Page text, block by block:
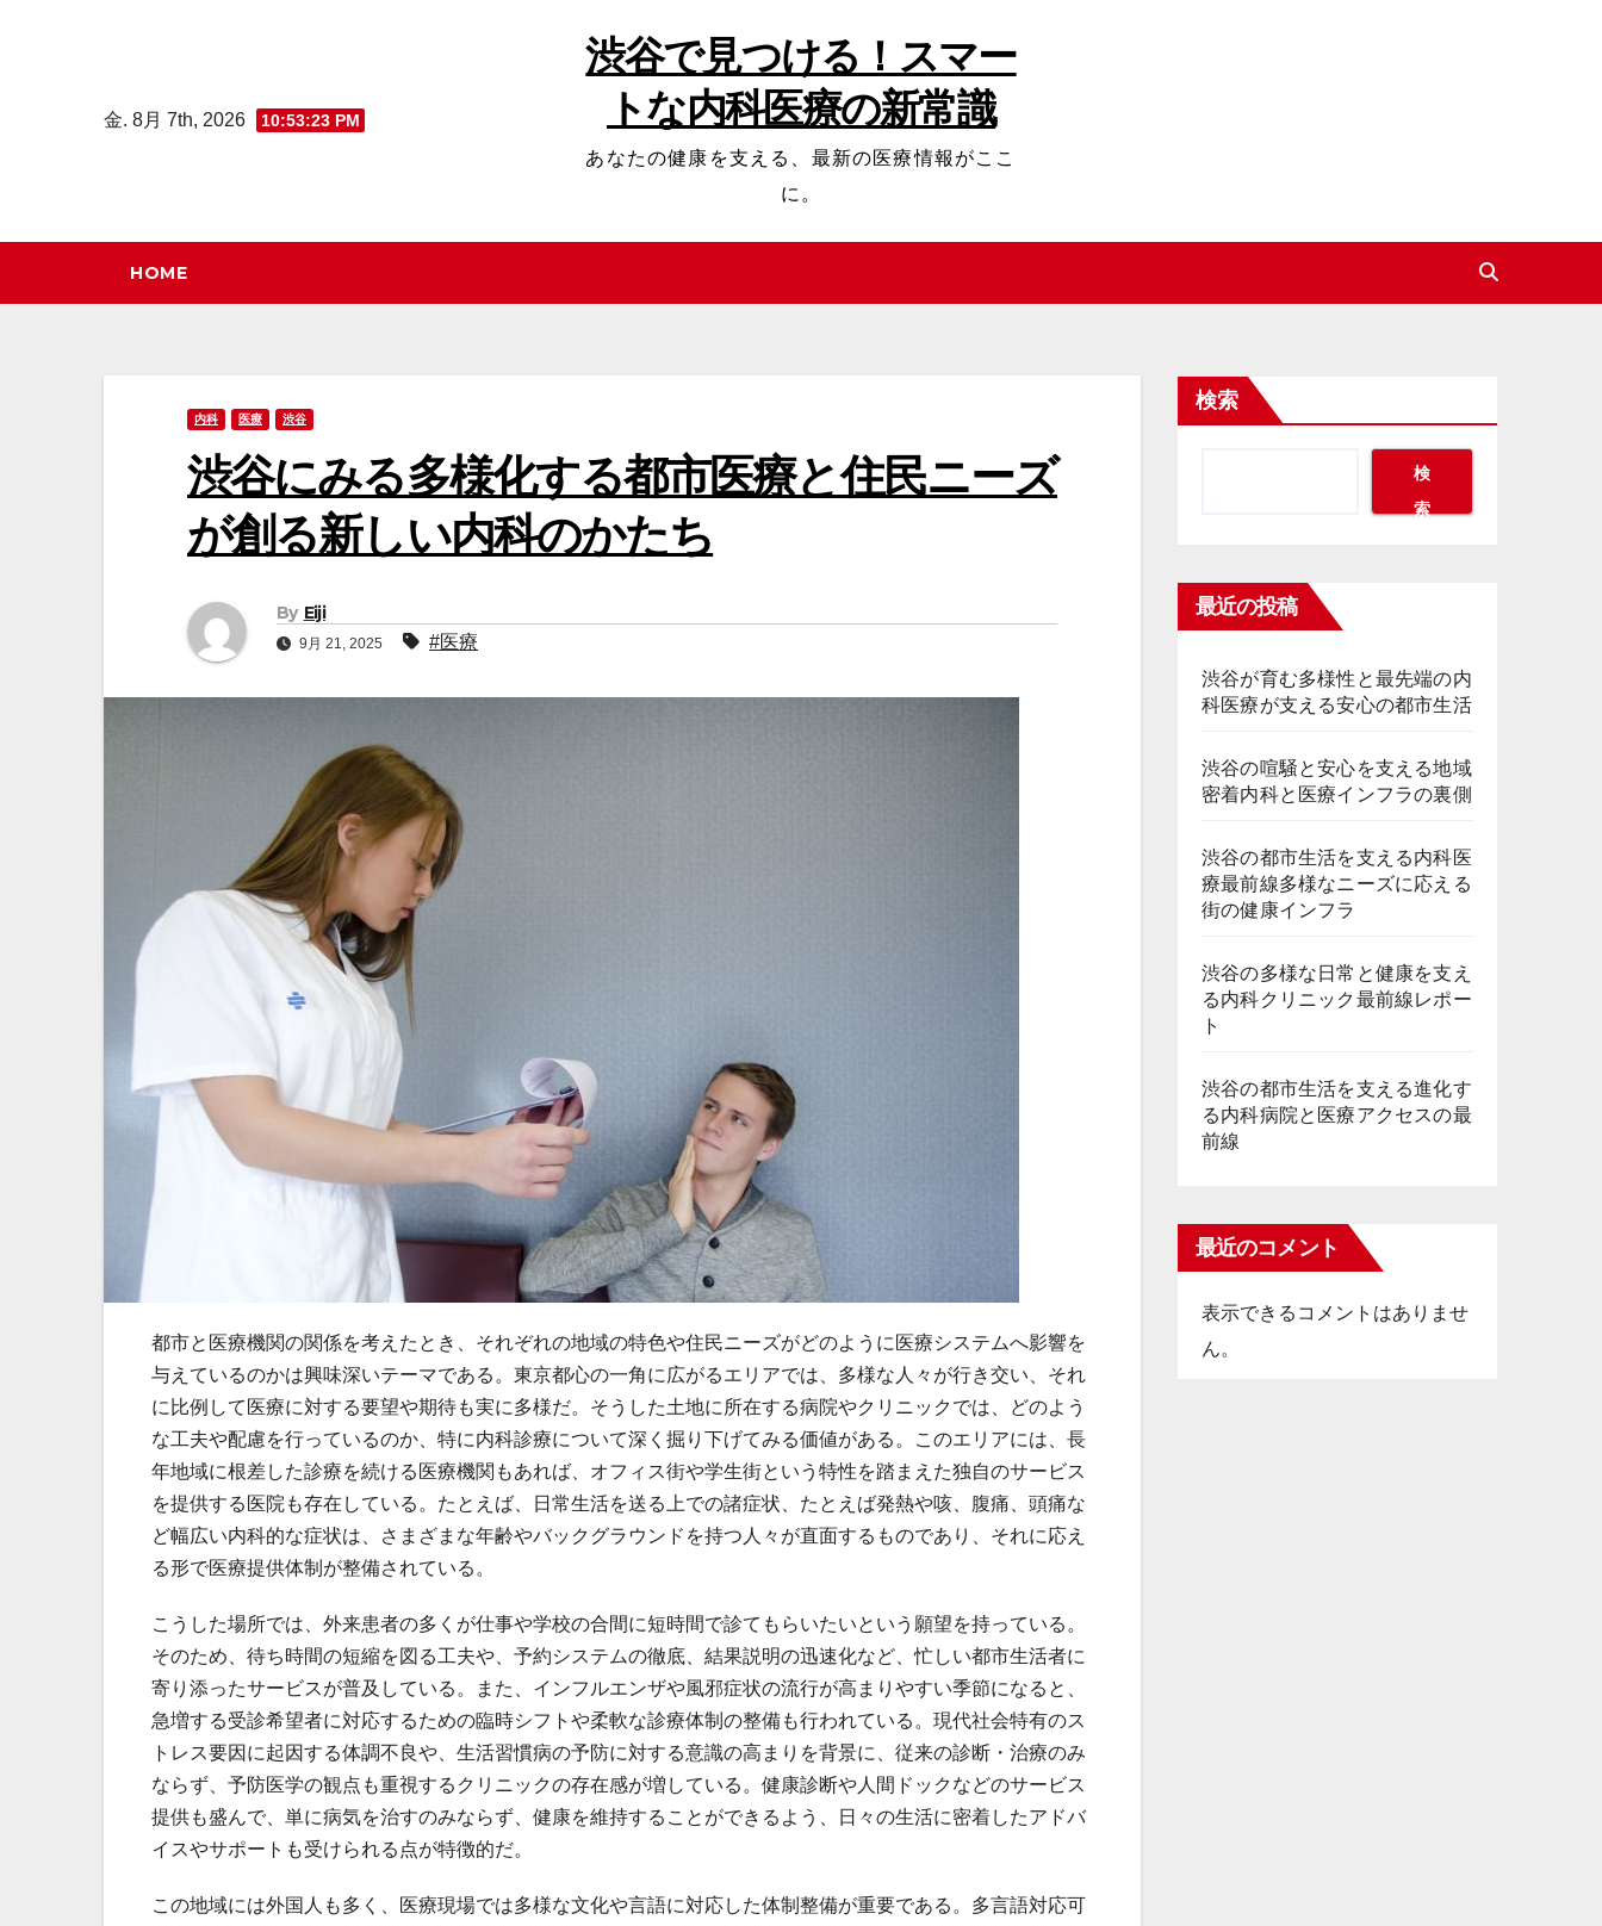
ッ
金. 8月 7th, 2026 10:53:24 PM
渋谷で見つける！スマー
トな内科医療の新常識
あなたの健康を支える、最新の医療情報がここ
に。
HOME
内科 医療 渋谷
渋谷にみる多様化する都市医療と住民ニーズ
が創る新しい内科のかたち
By Eiji
9月 21, 2025 #医療
都市と医療機関の関係を考えたとき、それぞれの地域の特色や住民ニーズがどのように医療システムへ影響を
与えているのかは興味深いテーマである。 東京都心の一角に広がるエリアでは、多様な人々が行き交い、それ
に比例して医療に対する要望や期待も実に多様だ。そうした土地に所在する病院やクリニックでは、どのよう
な工夫や配慮を行っているのか、特に内科診療について深く掘り下げてみる価値がある。このエリアには、長
年地域に根差した診療を続ける医療機関もあれば、オフィス街や学生街という特性を踏まえた独自のサービス
を提供する医院も存在している。たとえば、日常生活を送る上での諸症状、たとえば発熱や咳、腹痛、頭痛な
ど幅広い内科的な症状は、さまざまな年齢やバックグラウンドを持つ人々が直面するものであり、それに応え
る形で医療提供体制が整備されている。
こうした場所では、外来患者の多くが仕事や学校の合間に短時間で診てもらいたいという願望を持っている。
そのため、待ち時間の短縮を図る工夫や、予約システムの徹底、結果説明の迅速化など、忙しい都市生活者に
寄り添ったサービスが普及している。また、インフルエンザや風邪症状の流行が高まりやすい季節になると、
急増する受診希望者に対応するための臨時シフトや柔軟な診療体制の整備も行われている。現代社会特有のス
トレス要因に起因する体調不良や、生活習慣病の予防に対する意識の高まりを背景に、従来の診断・治療のみ
ならず、予防医学の観点も重視するクリニックの存在感が増している。健康診断や人間ドックなどのサービス
提供も盛んで、単に病気を治すのみならず、健康を維持することができるよう、日々の生活に密着したアドバ
イスやサポートも受けられる点が特徴的だ。
この地域には外国人も多く、医療現場では多様な文化や言語に対応した体制整備が重要である。多言語対応可
検索
検
索
最近の投稿
渋谷が育む多様性と最先端の内
科医療が支える安心の都市生活
渋谷の喧騒と安心を支える地域
密着内科と医療インフラの裏側
渋谷の都市生活を支える内科医
療最前線多様なニーズに応える
街の健康インフラ
渋谷の多様な日常と健康を支え
る内科クリニック最前線レポー
ト
渋谷の都市生活を支える進化す
る内科病院と医療アクセスの最
前線
最近のコメント
表示できるコメントはありませ
ん。